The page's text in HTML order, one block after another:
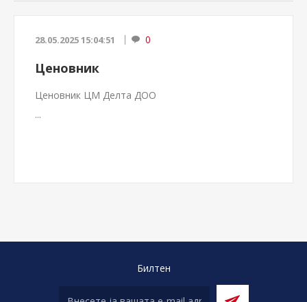
28.05.2025 15:04:51 0
Ценовник
Ценовник ЦМ Делта ДОО
...
Билтен